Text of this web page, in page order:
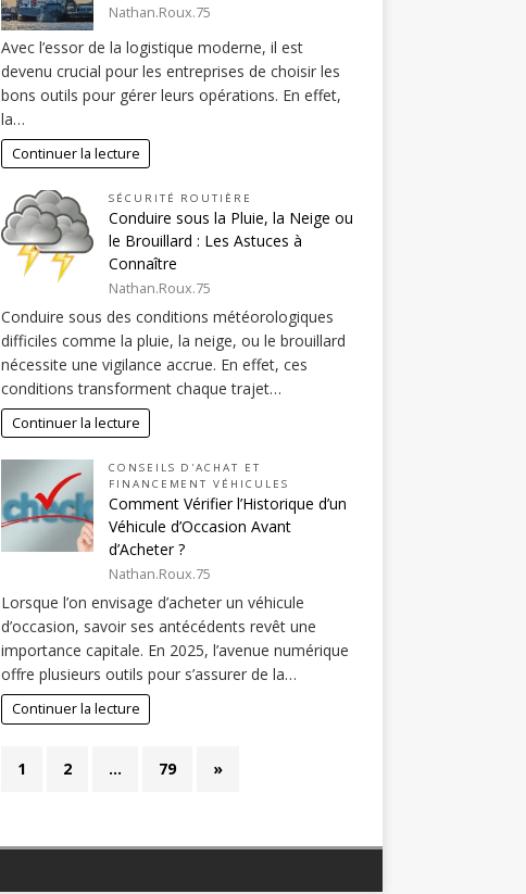
Nathan.Roux.75
Avec l’essor de la logistique moderne, il est
devenu crucial pour les entreprises de choisir les
bons outils pour gérer leurs opérations. En effet,
la…
Continuer la lecture
SÉCURITÉ ROUTIÈRE
Conduire sous la Pluie, la Neige ou
le Brouillard : Les Astuces à
Connaître
Nathan.Roux.75
Conduire sous des conditions météorologiques
difficiles comme la pluie, la neige, ou le brouillard
nécessite une vigilance accrue. En effet, ces
conditions transforment chaque trajet…
Continuer la lecture
CONSEILS D'ACHAT ET
FINANCEMENT VÉHICULES
Comment Vérifier l’Historique d’un
Véhicule d’Occasion Avant
d’Acheter ?
Nathan.Roux.75
Lorsque l’on envisage d’acheter un véhicule
d’occasion, savoir ses antécédents revêt une
importance capitale. En 2025, l’avenue numérique
offre plusieurs outils pour s’assurer de la…
Continuer la lecture
1 2 … 79 »